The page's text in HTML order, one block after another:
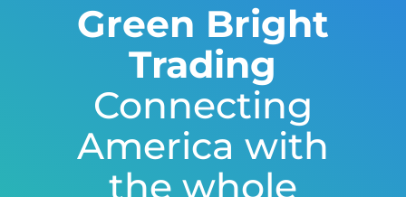
Green Bright
Trading
Connecting
America with
the whole